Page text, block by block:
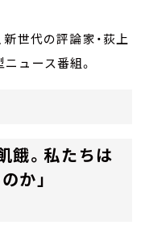
新世代の評論家・荻上
ュース番組。
餓。私たちは
か」